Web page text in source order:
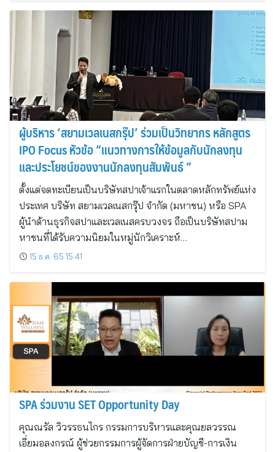
ผู้บริหาร ‘สยามเวลเนสกรุ๊ป’ ร่วมเป็นวิทยากร หลักสูตร
IPO Focus หัวข้อ “แนวทางการให้ข้อมูลกับนักลงทุน
และประโยชน์ของงานนักลงทุนสัมพันธ์ ”
ตั้งแต่จดทะเบียนเป็นบริษัทสปาเจ้าแรกในตลาดหลักทรัพย์แห่ง
ประเทศ บริษัท สยามเวลเนสกรุ๊ป จำกัด (มหาชน) หรือ SPA
ผู้นำด้านธุรกิจสปาและเวลเนสครบวงจร ถือเป็นบริษัทสปาม
หาชนที่ได้รับความนิยมในหมู่นักวิเคราะห์…
15 ธ.ค. 65 15:41
SPA ร่วมงาน SET Opportunity Day
คุณณรัล วิวรรธนไกร กรรมการบริหารและคุณยลวรรณ
เอี่ยมอลงกรณ์ ผู้ช่วยกรรมการผู้จัดการฝ่ายบัญชี-การเงิน